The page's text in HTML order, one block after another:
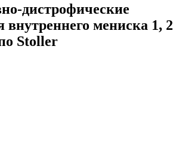
дистрофические
внутреннего мениска 1, 2
Stoller